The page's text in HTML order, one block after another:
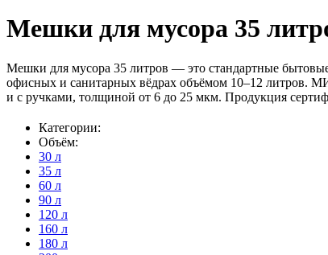
Мешки для мусора 35
Мешки для мусора 35 литров — это стандартные
офисных и санитарных вёдрах объёмом 10–12 литров.
и с ручками, толщиной от 6 до 25 мкм. Продукция
Категории:
Объём:
30 л
35 л
60 л
90 л
120 л
160 л
180 л